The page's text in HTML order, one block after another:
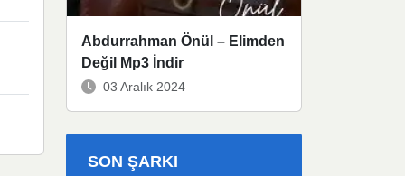
Abdurrahman Önül – Elimden
Değil Mp3 İndir
03 Aralık 2024
SON ŞARKI